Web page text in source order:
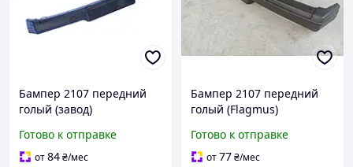
Бампер 2107 передний
голый (завод)
Готово к отправке
от84₴/мес
Бампер 2107 передний
голый (Flagmus)
Готово к отправке
от77₴/мес